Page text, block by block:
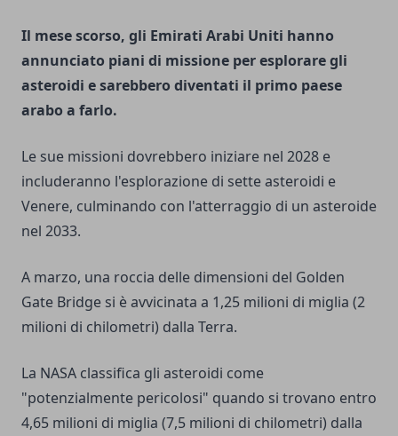
Il mese scorso, gli Emirati Arabi Uniti hanno
annunciato piani di missione per esplorare gli
asteroidi e sarebbero diventati il ​​primo paese
arabo a farlo.
Le sue missioni dovrebbero iniziare nel 2028 e
includeranno l'esplorazione di sette asteroidi e
Venere, culminando con l'atterraggio di un asteroide
nel 2033.
A marzo, una roccia delle dimensioni del Golden
Gate Bridge si è avvicinata a 1,25 milioni di miglia (2
milioni di chilometri) dalla Terra.
La NASA classifica gli asteroidi come
"potenzialmente pericolosi" quando si trovano entro
4,65 milioni di miglia (7,5 milioni di chilometri) dalla